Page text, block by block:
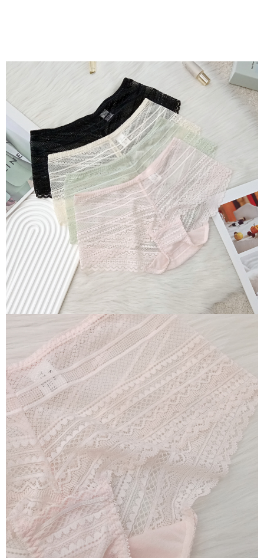
每筆NT$70，滿NT$799(含以上)免運費
每筆NT$70，滿NT$799(含以上)免運費
付款後萊爾富取貨
每筆NT$70，滿NT$799(含以上)免運費
7-11取貨付款
每筆NT$70，滿NT$798(含以上)免運費
付款後7-11取貨
每筆NT$70，滿NT$799(含以上)免運費
宅配
每筆NT$70，滿NT$799(含以上)免運費
離島宅配
每筆NT$100
貨到付款
每筆NT$110，滿NT$1,000(含以上)免運費
國際配送 查看運費